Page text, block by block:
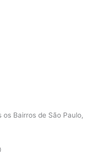
Bairros de São Paulo,